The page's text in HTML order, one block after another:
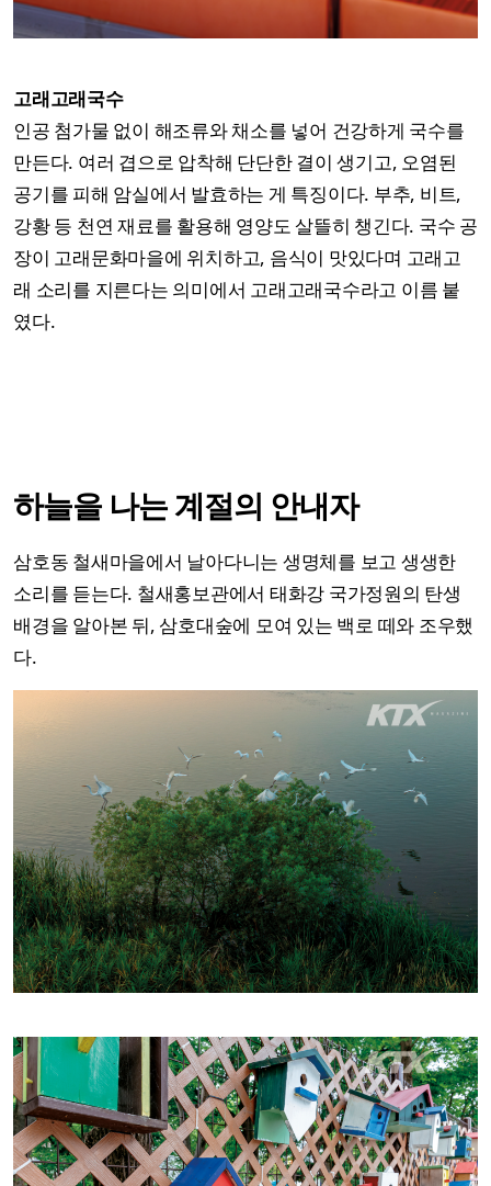
고래고래국수
인공 첨가물 없이 해조류와 채소를 넣어 건강하게 국수를
만든다. 여러 겹으로 압착해 단단한 결이 생기고, 오염된
공기를 피해 암실에서 발효하는 게 특징이다. 부추, 비트,
강황 등 천연 재료를 활용해 영양도 살뜰히 챙긴다. 국수 공
장이 고래문화마을에 위치하고, 음식이 맛있다며 고래고
래 소리를 지른다는 의미에서 고래고래국수라고 이름 붙
였다.
하늘을 나는 계절의 안내자
삼호동 철새마을에서 날아다니는 생명체를 보고 생생한
소리를 듣는다. 철새홍보관에서 태화강 국가정원의 탄생
배경을 알아본 뒤, 삼호대숲에 모여 있는 백로 떼와 조우했
다.